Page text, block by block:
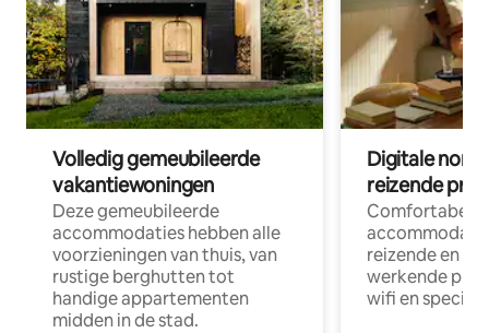
Volledig gemeubileerde
vakantiewoningen
Deze gemeubileerde
accommodaties hebben alle
voorzieningen van thuis, van
rustige berghutten tot
handige appartementen
midden in de stad.
Digitale
reizende
Comfortabele
reizende en
werkende
wifi en